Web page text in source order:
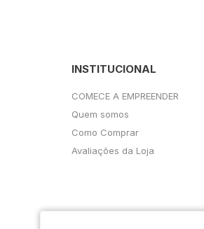
INSTITUCIONAL
COMECE A EMPREENDER
Quem somos
Como Comprar
Avaliações da Loja